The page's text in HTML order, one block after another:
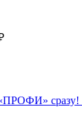
сразу!